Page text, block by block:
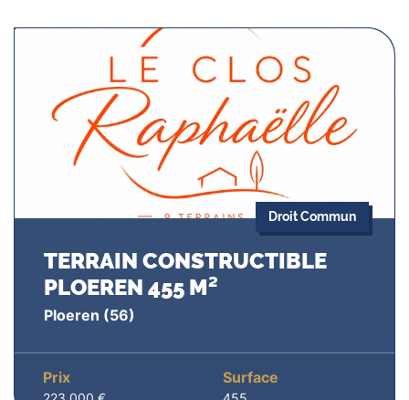
Droit Commun
TERRAIN CONSTRUCTIBLE
PLOEREN 455 M²
Ploeren (56)
Prix Surface